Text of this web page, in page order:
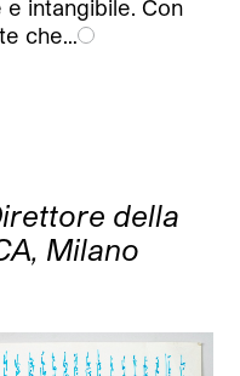
intangibile. Con
che…
della
Milano